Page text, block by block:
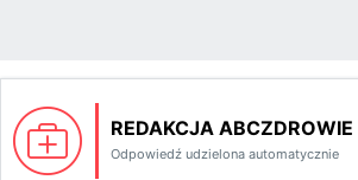
REDAKCJA ABCZDROWIE
Odpowiedź udzielona automatycznie